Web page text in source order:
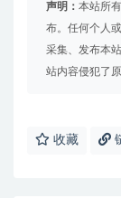
声明： 本站所
布。任何个人
采集、发布本
站内容侵犯了
收藏